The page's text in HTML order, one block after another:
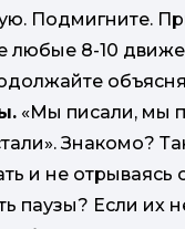
Подмигните.
любые 8-10
«Мы писали, мы
Знакомо?
и не отрываясь
паузы? Если их